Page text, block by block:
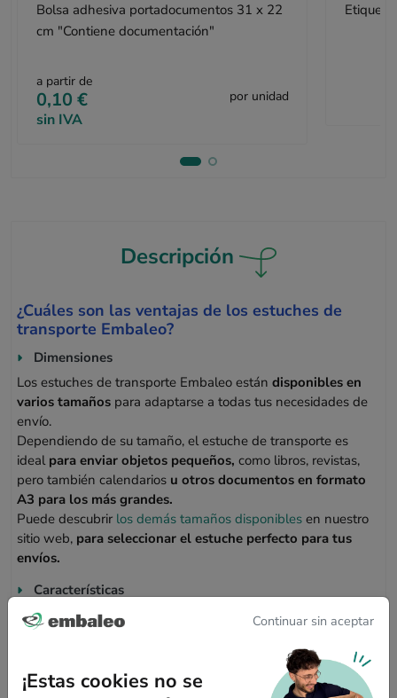
Bolsa adhesiva portadocumentos 31 x 22
cm "Contiene documentación"
a partir de
0,10 €
sin IVA
por unidad
Descripción
¿Cuáles son las ventajas de los estuches de
transporte Embaleo?
Dimensiones
Los estuches de transporte Embaleo estándisponibles en
varios tamaños para adaptarse a todas tus necesidades de
envío.
Dependiendo de su tamaño, el estuche de transporte es
ideal para enviar objetos pequeños, como libros, revistas,
pero también calendarios u otros documentos en formato
A3 para los más grandes.
Puede descubrir los demás tamaños disponibles en nuestro
sitio web, para seleccionar el estuche perfecto para tus
envíos.
Características
Nuestros estuches de transporte están diseñados para
ofrecer una protección máxima a tus productos.
presentan una alta
resistencia a la compresión vertical y a los impactos durante
el transporte.
Continuar sin aceptar
¡Estas cookies no se